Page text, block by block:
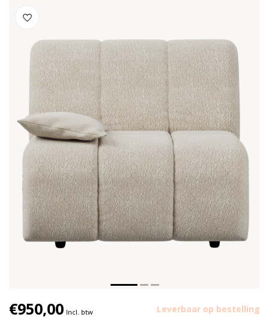
€950,00 Incl. btw Leverbaar op bestelling